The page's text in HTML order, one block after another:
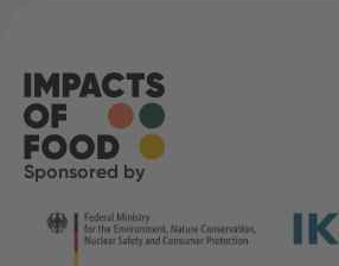
Sponsored by